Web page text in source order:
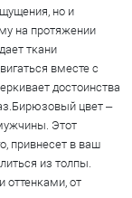
но и
на протяжении
ткани
вместе с
достоинства
цвет –
Этот
привнесет в ваш
из толпы.
оттенками, от